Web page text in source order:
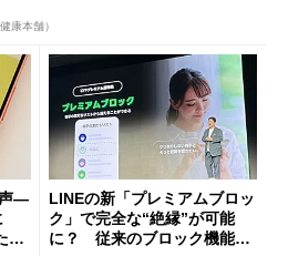
康本舗）
声―
」
LINEの新「プレミアムブロッ
ク」で完全な“絶縁”が可能
に？ 従来のブロック機能と